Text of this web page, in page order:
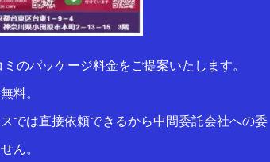
のパッケージ料金をご提案いたします。
料。
では直接依頼できるから中間委託会社への委
ん。